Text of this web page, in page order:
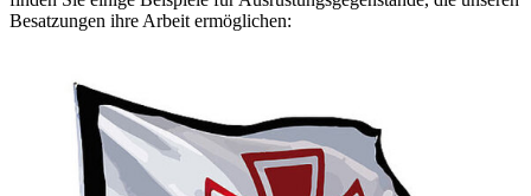
Besatzungen ihre Arbeit ermöglichen: